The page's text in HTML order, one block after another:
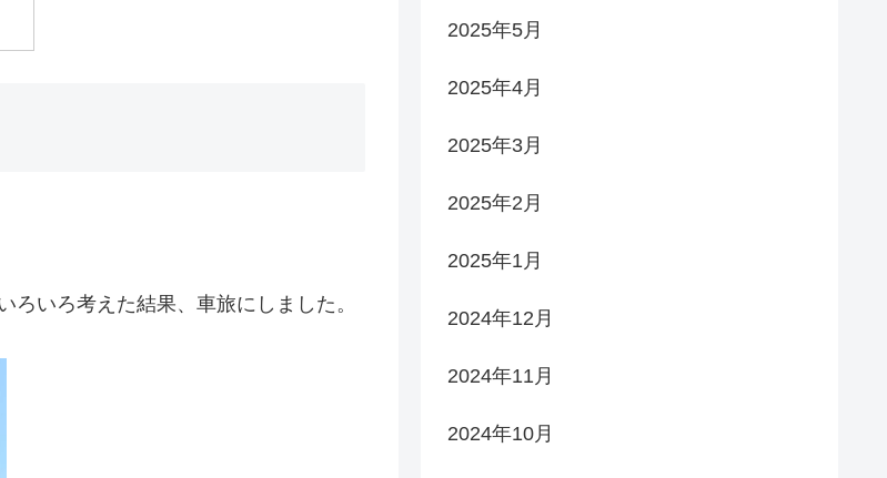
いろ考えた結果、車旅にしました。
2025年5月
2025年4月
2025年3月
2025年2月
2025年1月
2024年12月
2024年11月
2024年10月